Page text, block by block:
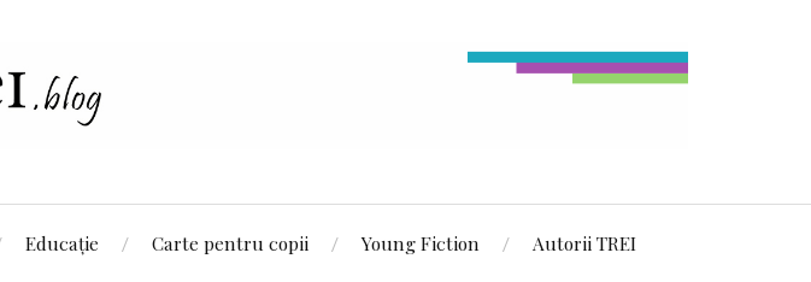
Educație Carte pentru copii Young Fiction Autorii TREI